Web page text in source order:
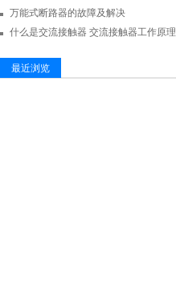
万能式断路器的故障及解决
什么是交流接触器 交流接触器工作原理
最近浏览